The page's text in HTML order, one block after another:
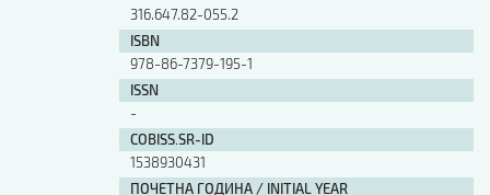
Упутство уредницима
Изјава о ауторству
Изјава о лектури
Изјава о коришћењу ауторског дела
Упутство за бирање лиценце
Уговор са аутором
Шаблон прве стране и импресума [B5, ћир]
316.647.82-055.2
ISBN
978-86-7379-195-1
ISSN
-
COBISS.SR-ID
1538930431
ПОЧЕТНА ГОДИНА / INITIAL YEAR